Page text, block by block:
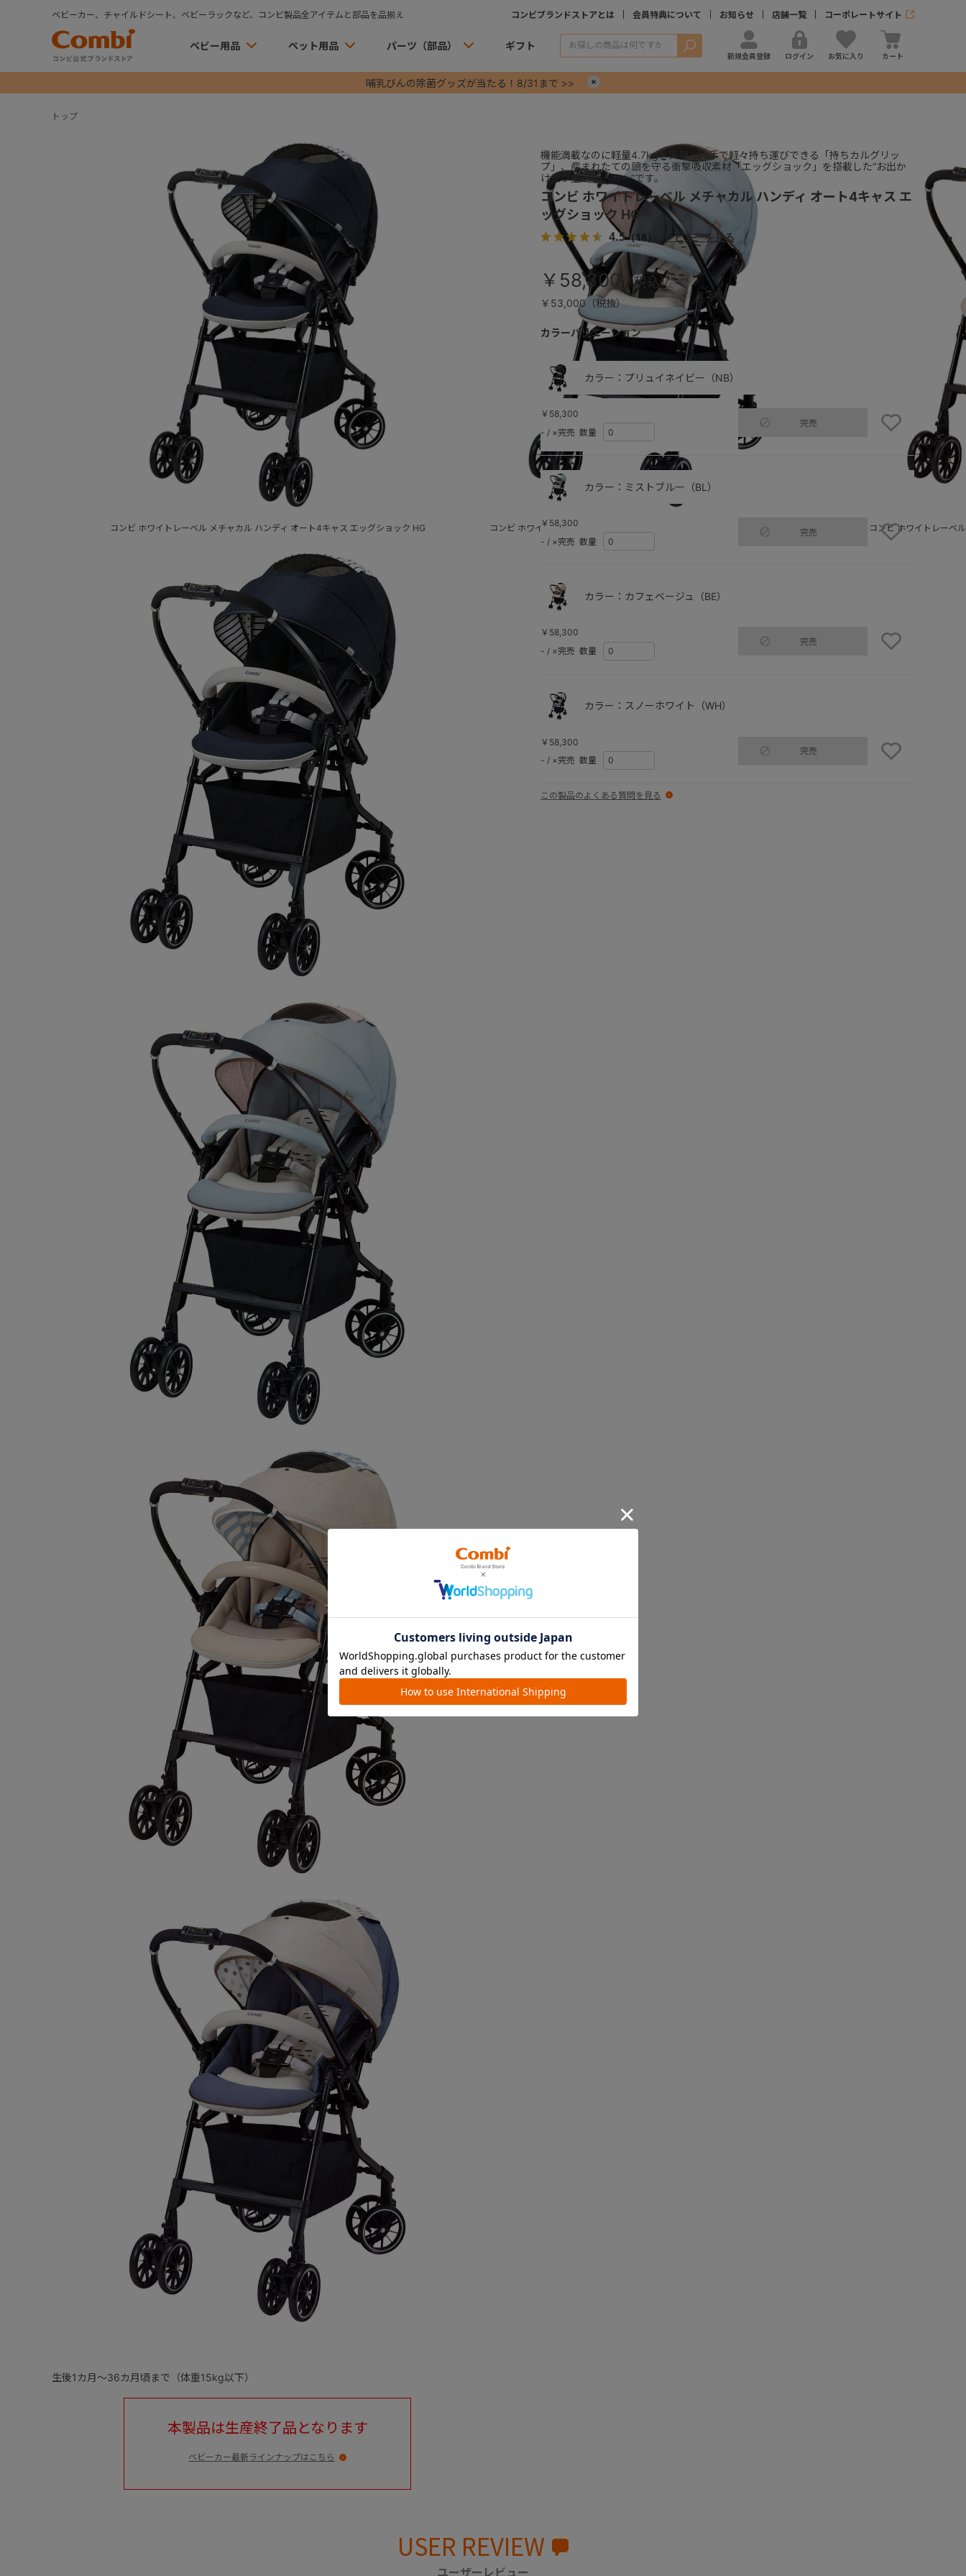
ベビーカー、チャイルドシート、ベビーラックなど、コンビ製品全アイテムと部品を品揃え コンビブランドストアとは 会員特典について お知らせ 店舗一覧 コーポレートサイト
ベビー用品 ペット用品 パーツ（部品） ギフト 検索
新規会員登録 ログイン お気に入り カート
哺乳びんの除菌グッズが当たる！8/31まで >>
トップ
コンビ ホワイトレーベル メチャカル ハンディ オート4キャス エッグショック HG コンビ ホワイトレーベル メチャカル ハンディ オート4キャス エッグショック HG コンビ ホワイトレーベ
生後1カ月～36カ月頃まで（体重15kg以下）
本製品は生産終了品となります
ベビーカー最新ラインナップはこちら
機能満載なのに軽量4.7kgを実現！片手で軽々持ち運びできる「持ちカルグリッ
プ」、産まれたての頭を守る衝撃吸収素材「エッグショック」を搭載した“お出か
け三ツ星ベビーカー”です。
コンビ ホワイトレーベル メチャカル ハンディ オート4キャス エ
ッグショック HG
4.5（18） レビューを見る
￥58,300
￥53,000（税抜）
カラーバリエーション
カラー：プリュイネイビー（NB）
￥58,300
- / ×完売 数量
完売
カラー：ミストブルー（BL）
￥58,300
- / ×完売 数量
完売
カラー：カフェベージュ（BE）
￥58,300
- / ×完売 数量
完売
カラー：スノーホワイト（WH）
￥58,300
- / ×完売 数量
完売
この製品のよくある質問を見る
USER REVIEW
ユーザーレビュー